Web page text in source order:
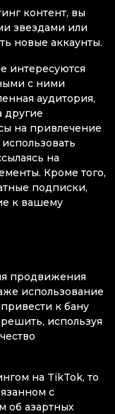
контент, вы
звездами или
новые аккаунты.
интересуются
с ними
аудитория,
другие
на привлечение
на
Кроме того,
подписки,
к вашему
продвижения
использование
к бану
используя
на TikTok, то
с
об азартных